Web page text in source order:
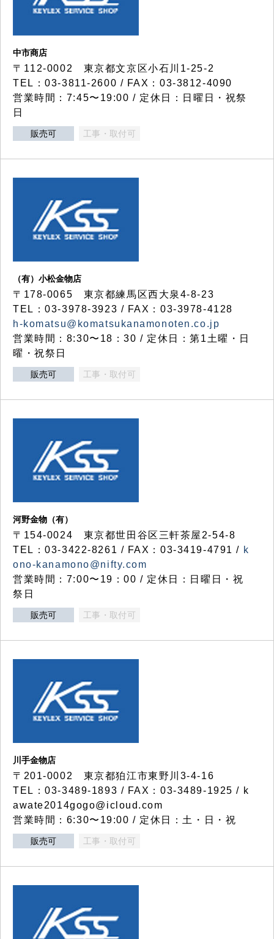
中市商店
〒112-0002 東京都文京区小石川1-25-2
TEL：03-3811-2600 / FAX：03-3812-4090
営業時間：7:45〜19:00 / 定休日：日曜日・祝祭
日
販売可 工事・取付可
（有）小松金物店
〒178-0065 東京都練馬区西大泉4-8-23
TEL：03-3978-3923 / FAX：03-3978-4128
h-komatsu@komatsukanamonoten.co.jp
営業時間：8:30〜18：30 / 定休日：第1土曜・日
曜・祝祭日
販売可 工事・取付可
河野金物（有）
〒154-0024 東京都世田谷区三軒茶屋2-54-8
TEL：03-3422-8261 / FAX：03-3419-4791 / k
ono-kanamono@nifty.com
営業時間：7:00〜19：00 / 定休日：日曜日・祝
祭日
販売可 工事・取付可
川手金物店
〒201-0002 東京都狛江市東野川3-4-16
TEL：03-3489-1893 / FAX：03-3489-1925 / k
awate2014gogo@icloud.com
営業時間：6:30〜19:00 / 定休日：土・日・祝
販売可 工事・取付可